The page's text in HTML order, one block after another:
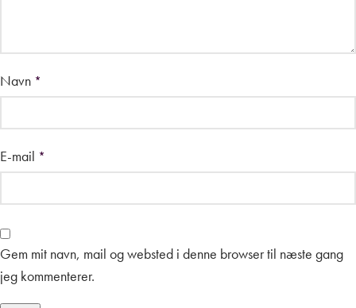
Navn *
E-mail *
Gem mit navn, mail og websted i denne browser til næste gang
jeg kommenterer.